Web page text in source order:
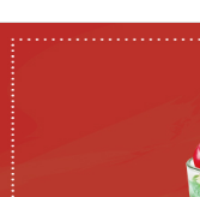
ク
リ
ー
ム
ソ
ー